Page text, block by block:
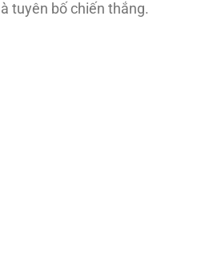
tuyên bố chiến thắng.